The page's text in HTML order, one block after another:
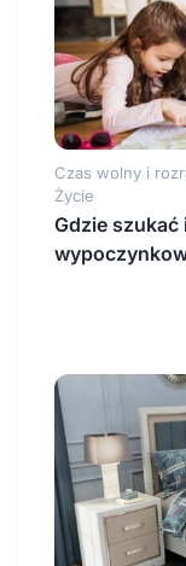
Czas wolny i
Życie
Gdzie